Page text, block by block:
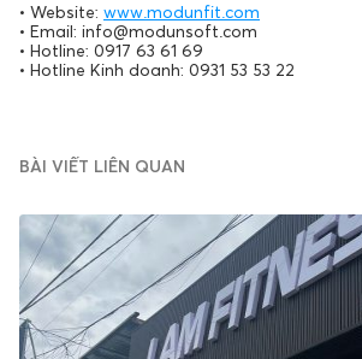
• Website: www.modunfit.com
• Email: info@modunsoft.com
• Hotline: 0917 63 61 69
• Hotline Kinh doanh: 0931 53 53 22
BÀI VIẾT LIÊN QUAN